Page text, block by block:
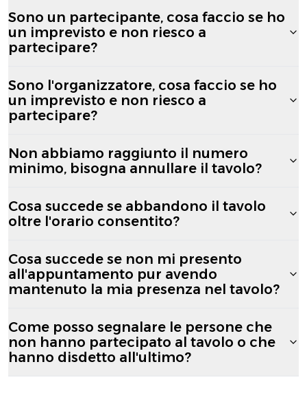
Sono un partecipante, cosa faccio se ho
un imprevisto e non riesco a
partecipare?
Sono l'organizzatore, cosa faccio se ho
un imprevisto e non riesco a
partecipare?
Non abbiamo raggiunto il numero
minimo, bisogna annullare il tavolo?
Cosa succede se abbandono il tavolo
oltre l'orario consentito?
Cosa succede se non mi presento
all'appuntamento pur avendo
mantenuto la mia presenza nel tavolo?
Come posso segnalare le persone che
non hanno partecipato al tavolo o che
hanno disdetto all'ultimo?